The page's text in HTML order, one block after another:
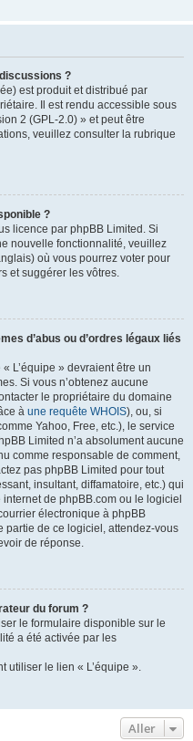
?
est produit et distribué par
Il est rendu accessible sous
2 (GPL-2.0) » et peut être
veuillez consulter la rubrique
?
licence par phpBB Limited. Si
nouvelle fonctionnalité, veuillez
où vous pourrez voter pour
et suggérer les vôtres.
d’abus ou d’ordres légaux liés
L’équipe » devraient être un
Si vous n’obtenez aucune
le propriétaire du domaine
à une requête WHOIS), ou, si
Yahoo, Free, etc.), le service
Limited n’a absolument aucune
comme responsable de comment,
pas phpBB Limited pour tout
insultant, diffamatoire, etc.) qui
de phpBB.com ou le logiciel
électronique à phpBB
partie de ce logiciel, attendez-vous
de réponse.
du forum ?
le formulaire disponible sur le
a été activée par les
utiliser le lien « L’équipe ».
Aller